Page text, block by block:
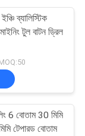
ব্যালিস্টিক
টুল বাটন ড্রিল
6 বোতাম 30 মিমি
টেপারড বোতাম